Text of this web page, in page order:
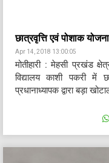
छात्रवृत्ति एवं पोशाक
Apr 14, 2018 13:00:05
मोतीहारी : मेहसी प्रखंड
विद्यालय काशी पकरी में
प्रधानाध्यापक द्वारा बड़ा